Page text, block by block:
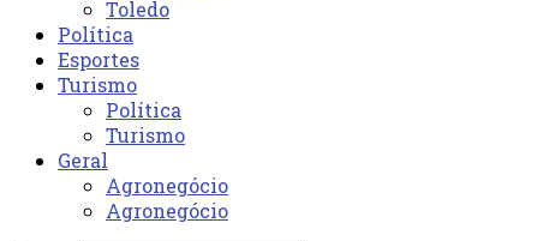
Toledo
Política
Esportes
Turismo
Política
Turismo
Geral
Agronegócio
Agronegócio